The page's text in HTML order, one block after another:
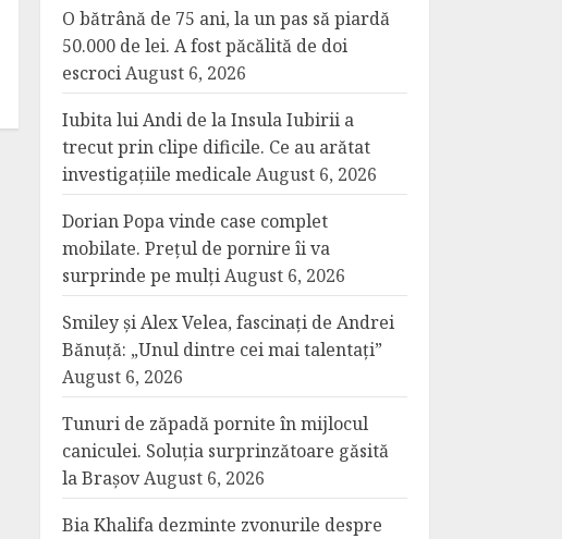
O bătrână de 75 ani, la un pas să piardă
50.000 de lei. A fost păcălită de doi
escrociAugust 6, 2026
Iubita lui Andi de la Insula Iubirii a
trecut prin clipe dificile. Ce au arătat
investigațiile medicale August 6, 2026
Dorian Popa vinde case complet
mobilate. Prețul de pornire îi va
surprinde pe mulțiAugust 6, 2026
Smiley și Alex Velea, fascinați de Andrei
Bănuță: „Unul dintre cei mai talentați”
August 6, 2026
Tunuri de zăpadă pornite în mijlocul
caniculei. Soluția surprinzătoare găsită
la BrașovAugust 6, 2026
Bia Khalifa dezminte zvonurile despre